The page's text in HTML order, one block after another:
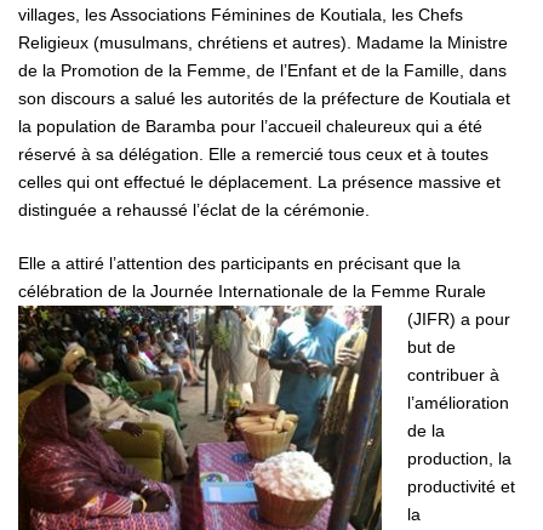
villages, les Associations Féminines de Koutiala, les Chefs
Religieux (musulmans, chrétiens et autres). Madame la Ministre
de la Promotion de la Femme, de l’Enfant et de la Famille, dans
son discours a salué les autorités de la préfecture de Koutiala et
la population de Baramba pour l’accueil chaleureux qui a été
réservé à sa délégation. Elle a remercié tous ceux et à toutes
celles qui ont effectué le déplacement. La présence massive et
distinguée a rehaussé l’éclat de la cérémonie.
Elle a attiré l’attention des participants en précisant que la
célébration de la Journée Internationale de la Femme Rurale
(JIFR) a pour
but de
contribuer à
l’amélioration
de la
production, la
productivité et
la